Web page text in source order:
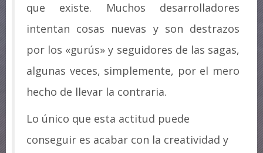
que existe. Muchos desarrolladores
intentan cosas nuevas y son destrazos
por los «gurús» y seguidores de las sagas,
algunas veces, simplemente, por el mero
hecho de llevar la contraria.
Lo único que esta actitud puede
conseguir es acabar con la creatividad y